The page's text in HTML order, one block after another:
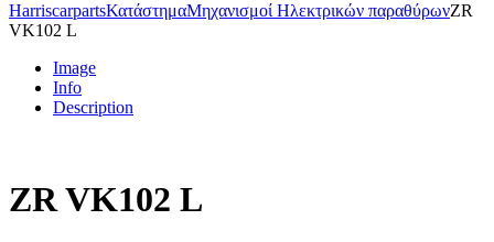
HarriscarpartsΚατάστημαΜηχανισμοί Ηλεκτρικών παραθύρωνZR
VK102 L
Image
Info
Description
ZR VK102 L